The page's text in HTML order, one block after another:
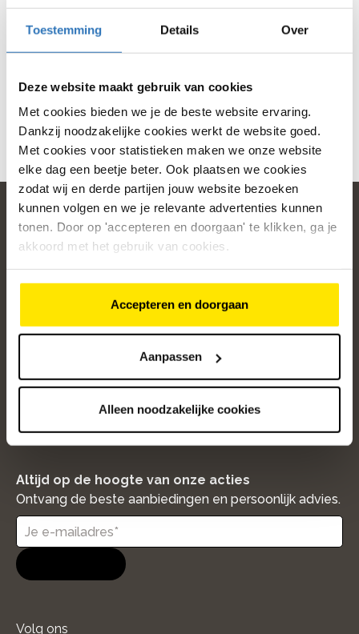
Toestemming Details Over
Deze website maakt gebruik van cookies
Met cookies bieden we je de beste website ervaring.
Dankzij noodzakelijke cookies werkt de website goed.
Met cookies voor statistieken maken we onze website
elke dag een beetje beter. Ook plaatsen we cookies
zodat wij en derde partijen jouw website bezoeken
kunnen volgen en we je relevante advertenties kunnen
tonen. Door op 'accepteren en doorgaan' te klikken, ga je
akkoord met het gebruik van cookies.
Accepteren en doorgaan
Aanpassen
Alleen noodzakelijke cookies
Geen producten gevonden die voldoen aan je selectie
home
Populaire categorieën
Over ons
/5
12526 beoordelingen
Altijd op de hoogte van onze acties
Ontvang de beste aanbiedingen en persoonlijk advies.
Volg ons